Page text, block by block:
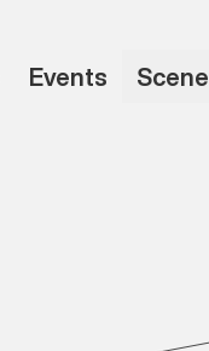
Events Scene